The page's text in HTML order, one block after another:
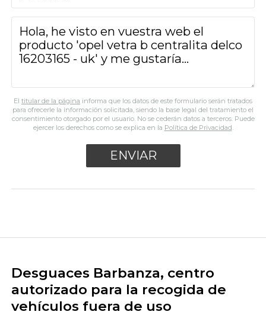
El titular de la página informa que los datos de este formulario serán tratados
para ofrecerle la información solicitada, siendo la base legal del tratamiento el
consentimiento otorgado por el usuario. No se cederán datos a terceros. Puede
ejercer los derechos como se explica en la Política de Privacidad
Desguaces Barbanza, centro
autorizado para la recogida de
vehículos fuera de uso